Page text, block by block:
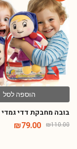
-28%
הוספה לסל
בובה מחבקת דדי גמדי
₪110.00
₪79.00